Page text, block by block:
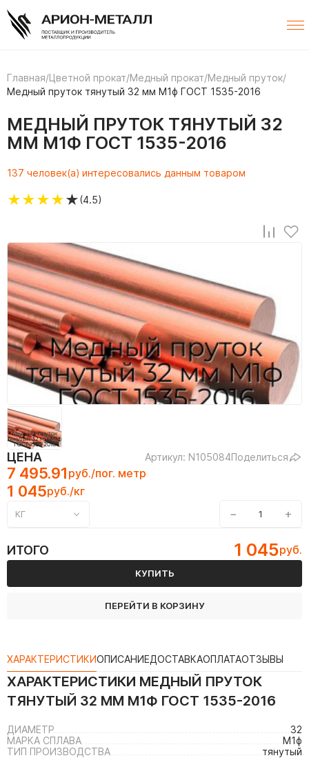
Главная/Цветной прокат/Медный прокат/Медный пруток/
Медный пруток тянутый 32 мм М1ф ГОСТ 1535-2016
МЕДНЫЙ ПРУТОК ТЯНУТЫЙ 32
ММ М1Ф ГОСТ 1535-2016
137 человек(а) интересовались данным товаром
★★★★★(4.5)
ЦЕНА Артикул: N105084Поделиться
7 495.91 руб./пог. метр
1 045руб./кг
КГ − +
ИТОГО 1 045руб.
КУПИТЬ
ПЕРЕЙТИ В КОРЗИНУ
ХАРАКТЕРИСТИКИОПИСАНИЕДОСТАВКАОПЛАТАОТЗЫВЫ
ХАРАКТЕРИСТИКИ МЕДНЫЙ ПРУТОК
ТЯНУТЫЙ 32 ММ М1Ф ГОСТ 1535-2016
ДИАМЕТР
32
МАРКА СПЛАВА
М1ф
ТИП ПРОИЗВОДСТВА
тянутый